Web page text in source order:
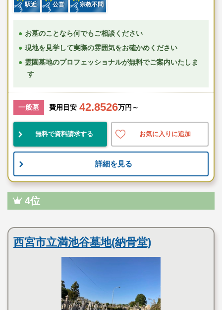
駅近 公営 宗教不問
お墓のことなら何でもご相談ください
現地を見学して実際の雰囲気をお確かめください
霊園墓地のプロフェッショナルが無料でご案内いたしま
す
一般墓 費用目安 42.8526万円～
無料で資料請求する お気に入りに追加
詳細を見る
4位
西宮市立満池谷墓地(納骨堂)